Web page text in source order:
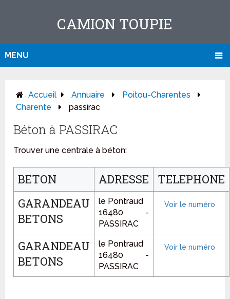
CAMION TOUPIE
MENU
Accueil Annuaire
Poitou-Charentes
Charente
passirac
Béton à PASSIRAC
Trouver une centrale à béton:
BETON ADRESSE
TELEPHONE
GARANDEAU
BETONS
le Pontraud
16480 -
PASSIRAC
GARANDEAU
BETONS
le Pontraud
16480 -
PASSIRAC